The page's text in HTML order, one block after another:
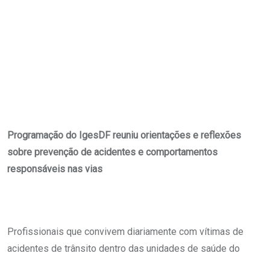
Programação do IgesDF reuniu orientações e reflexões
sobre prevenção de acidentes e comportamentos
responsáveis nas vias
Profissionais que convivem diariamente com vítimas de
acidentes de trânsito dentro das unidades de saúde do